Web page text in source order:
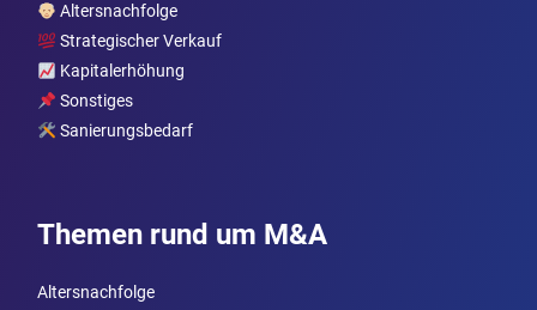
Altersnachfolge
Strategischer Verkauf
Kapitalerhöhung
Sonstiges
Sanierungsbedarf
Themen rund um M&A
Altersnachfolge